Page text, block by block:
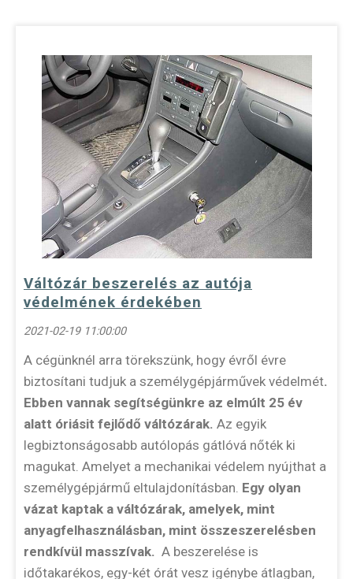
Váltózár beszerelés az autója
védelmének érdekében
2021-02-19 11:00:00
A cégünknél arra törekszünk, hogy évről évre
biztosítani tudjuk a személygépjárművek védelmét.
Ebben vannak segítségünkre az elmúlt 25 év
alatt óriásit fejlődő váltózárak. Az egyik
legbiztonságosabb autólopás gátlóvá nőték ki
magukat. Amelyet a mechanikai védelem nyújthat a
személygépjármű eltulajdonításban. Egy olyan
vázat kaptak a váltózárak, amelyek, mint
anyagfelhasználásban, mint összeszerelésben
rendkívül masszívak. A beszerelése is
időtakarékos, egy-két órát vesz igénybe átlagban,